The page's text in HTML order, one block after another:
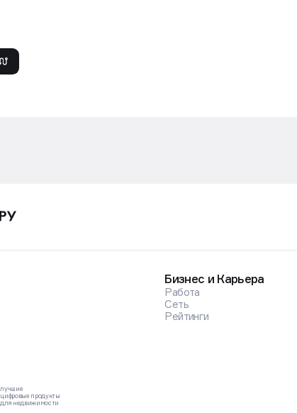
Бизнес и Карьера
Работа
Сеть
Рейтинги
лучшие
цифровые продукты
для недвижимости